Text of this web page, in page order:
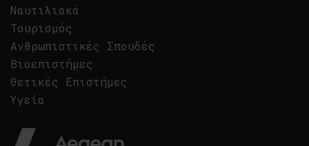
Ναυτιλιακά
Τουρισμός
Ανθρωπιστικές Σπουδές
Βιοεπιστήμες
Θετικές Επιστήμες
Υγεία